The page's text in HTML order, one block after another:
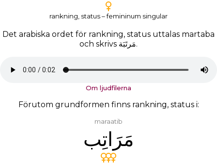
rankning, status – femininum singular
Det arabiska ordet för rankning, status uttalas martaba
och skrivs ﻣَﺮﺗَﺒَﺔ.
Om ljudfilerna
Förutom grundformen finns rankning, status i:
maraatib
ﻣَﺮَﺍﺗِﺐ